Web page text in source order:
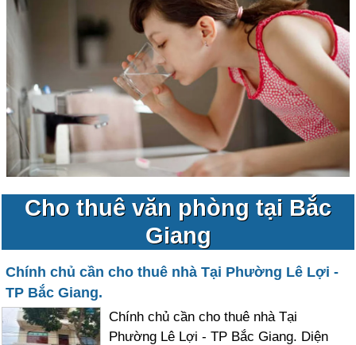
Cho thuê văn phòng tại Bắc
Giang
Chính chủ cần cho thuê nhà Tại Phường Lê Lợi -
TP Bắc Giang.
Chính chủ cần cho thuê nhà Tại
Phường Lê Lợi - TP Bắc Giang. Diện